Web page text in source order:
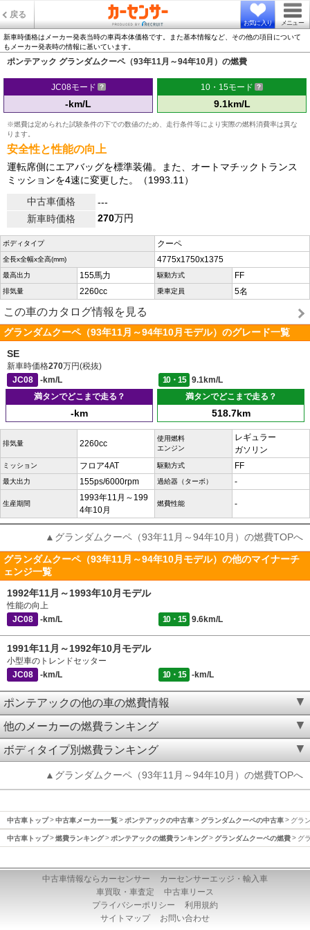
戻る
お気に入り メニュー
新車時価格はメーカー発表当時の車両本体価格です。また基本情報など、その他の項目について
もメーカー発表時の情報に基いています。
ポンテアック グランダムクーペ（93年11月～94年10月）の燃費
JC08モード
-km/L
10・15モード
9.1km/L
※燃費は定められた試験条件の下での数値のため、走行条件等により実際の燃料消費率は異な
ります。
安全性と性能の向上
運転席側にエアバッグを標準装備。また、オートマチックトランス
ミッションを4速に変更した。（1993.11）
中古車価格
---
新車時価格
270万円
ボディタイプ クーペ
全長x全幅x全高(mm) 4775x1750x1375
最高出力 155馬力 駆動方式 FF
排気量 2260cc 乗車定員 5名
この車のカタログ情報を見る
グランダムクーペ（93年11月～94年10月モデル）のグレード一覧
SE
新車時価格270万円(税抜)
JC08
-km/L 10・15
9.1km/L
満タンでどこまで走る？
-km
満タンでどこまで走る？
518.7km
排気量 2260cc
使用燃料
エンジン
レギュラー
ガソリン
ミッション フロア4AT 駆動方式 FF
最大出力 155ps/6000rpm 過給器（ターボ） -
生産期間
1993年11月～199
4年10月
燃費性能 -
▲グランダムクーペ（93年11月～94年10月）の燃費TOPへ
グランダムクーペ（93年11月～94年10月モデル）の他のマイナーチ
ェンジ一覧
1992年11月～1993年10月モデル
性能の向上
JC08
-km/L 10・15 9.6km/L
1991年11月～1992年10月モデル
小型車のトレンドセッター
JC08
-km/L 10・15 -km/L
ポンテアックの他の車の燃費情報
他のメーカーの燃費ランキング
ボディタイプ別燃費ランキング
▲グランダムクーペ（93年11月～94年10月）の燃費TOPへ
中古車トップ 中古車メーカー一覧 ポンテアックの中古車 グランダムクーペの中古車 グラ
中古車トップ 燃費ランキング ポンテアックの燃費ランキング グランダムクーペの燃費 グ
中古車情報ならカーセンサー
カーセンサーエッジ・輸入車
車買取・車査定
中古車リース
プライバシーポリシー
利用規約
サイトマップ
お問い合わせ